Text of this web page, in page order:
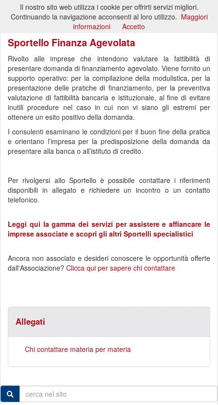
Sportello Finanza Agevolata
Rivolto alle imprese che intendono valutare la fattibilità di
presentare domanda di finanziamento agevolato. Viene fornito un
supporto operativo: per la compilazione della modulistica, per la
presentazione delle pratiche di finanziamento, per la preventiva
valutazione di fattibilità bancaria e istituzionale, al fine di evitare
inutili procedure nel caso in cui non vi siano gli estremi per
ottenere un esito positivo della domanda.
I consulenti esaminano le condizioni per il buon fine della pratica
e orientano l’impresa per la predisposizione della domanda da
presentare alla banca o all’istituto di credito.
Per rivolgersi allo Sportello è possibile contattare i riferimenti
disponibili in allegato e richiedere un incontro o un contatto
telefonico.
Leggi qui la gamma dei servizi per assistere e affiancare le
imprese associate e scopri gli altri Sportelli specialistici
Ancora non associato e desideri conoscere le opportunità offerte
dall'Associazione? Clicca qui per sapere chi contattare
Allegati
Chi contattare materia per materia
Il nostro sito web utilizza i cookie per offrirti servizi migliori.
Continuando la navigazione acconsenti al loro utilizzo. Maggiori
informazioni
Accetto